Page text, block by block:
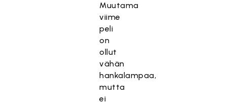
Muutama
viime
peli
on
ollut
vähän
hankalampaa,
mutta
ei